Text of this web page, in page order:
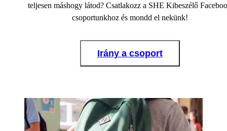
teljesen máshogy látod? Csatlakozz a SHE Kibeszélő
csoportunkhoz és mondd el nekünk!
Irány a csoport